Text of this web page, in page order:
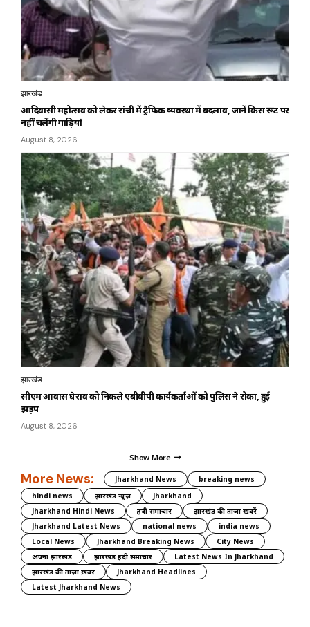
झारखंड
आदिवासी महोत्सव को लेकर रांची में ट्रैफिक व्यवस्था में बदलाव, जानें किस रूट पर
नहीं चलेंगी गाड़ियां
August 8, 2026
झारखंड
सीएम आवास घेराव को निकले एबीवीपी कार्यकर्ताओं को पुलिस ने रोका, हुई
झड़प
August 8, 2026
Show More
More News: Jharkhand News
breaking news
hindi news
झारखंड न्यूज़
Jharkhand
Jharkhand Hindi News
हिंदी समाचार
झारखंड की ताज़ा खबरें
Jharkhand Latest News
national news
india news
Local News
Jharkhand Breaking News
City News
अपना झारखंड
झारखंड हिंदी समाचार
Latest News In Jharkhand
झारखंड की ताज़ा ख़बर
Jharkhand Headlines
Latest Jharkhand News